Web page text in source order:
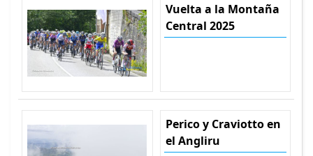
Vuelta a la Montaña
Central 2025
Perico y Craviotto en
el Angliru